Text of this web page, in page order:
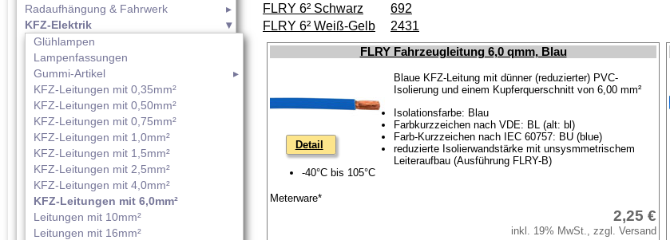
Radaufhängung & Fahrwerk
KFZ-Elektrik
Glühlampen
Lampenfassungen
Gummi-Artikel
KFZ-Leitungen mit 0,35mm²
KFZ-Leitungen mit 0,50mm²
KFZ-Leitungen mit 0,75mm²
KFZ-Leitungen mit 1,0mm²
KFZ-Leitungen mit 1,5mm²
KFZ-Leitungen mit 2,5mm²
KFZ-Leitungen mit 4,0mm²
KFZ-Leitungen mit 6,0mm²
Leitungen mit 10mm²
Leitungen mit 16mm²
FLRY 6² Schwarz
692
FLRY 6² Weiß-Gelb
2431
FLRY Fahrzeugleitung 6,0 qmm, Blau
Detail
Blaue KFZ-Leitung mit dünner (reduzierter) PVC-
Isolierung und einem Kupferquerschnitt von 6,00 mm²
Isolationsfarbe: Blau
Farbkurzzeichen nach VDE: BL (alt: bl)
Farb-Kurzzeichen nach IEC 60757: BU (blue)
reduzierte Isolierwandstärke mit unsysmmetrischem
Leiteraufbau (Ausführung FLRY-B)
-40°C bis 105°C
Meterware*
2,25 €
inkl. 19% MwSt., zzgl. Versand